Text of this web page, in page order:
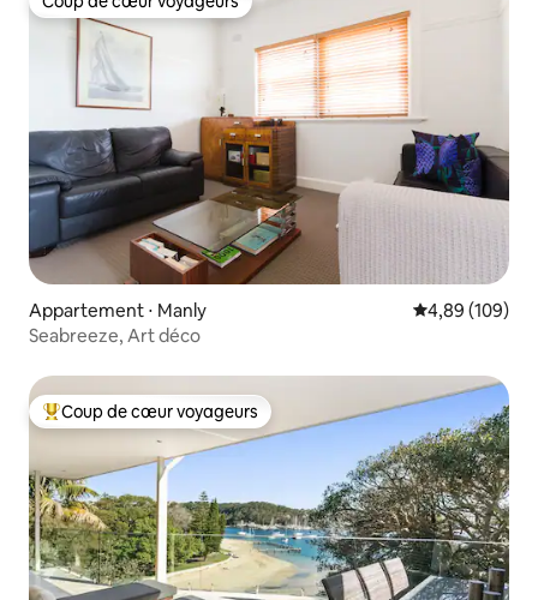
Coup de cœur voyageurs
Appartement ⋅ Manly Évaluation
4,89 (109)
Seabreeze, Art déco
Coups de cœur voyageurs les plus appréciés
Coup de cœur voyageurs